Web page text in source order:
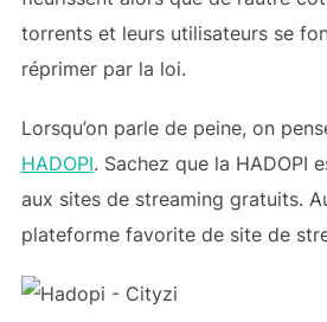
torrents et leurs utilisateurs se
réprimer par la loi.
Lorsqu’on parle de peine, on
HADOPI. Sachez que la HADOPI
aux sites de streaming gratuits.
plateforme favorite de site de